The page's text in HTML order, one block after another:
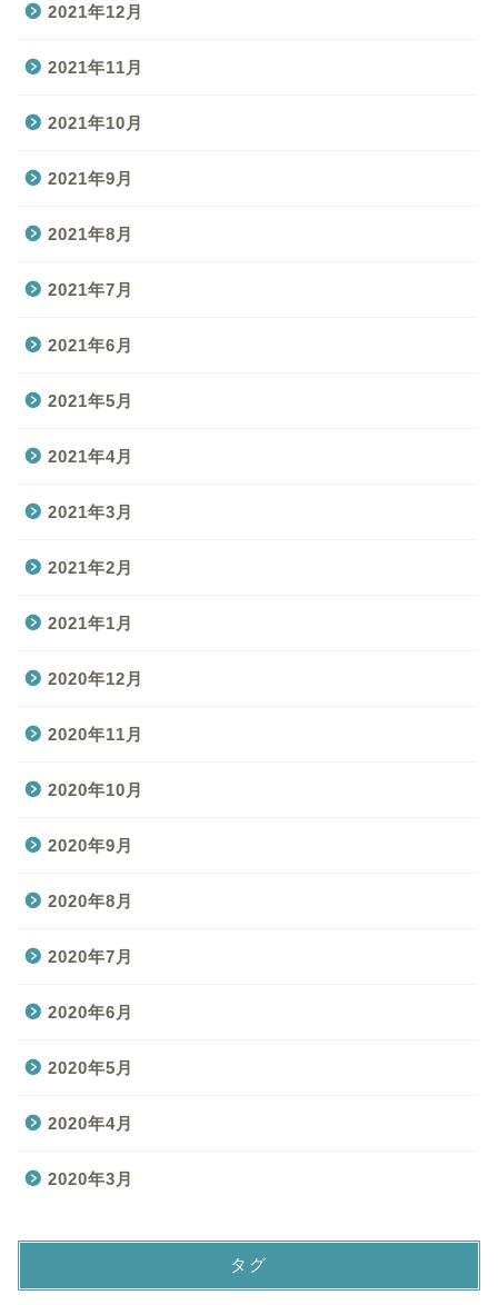
2021年12月
2021年11月
2021年10月
2021年9月
2021年8月
2021年7月
2021年6月
2021年5月
2021年4月
2021年3月
2021年2月
2021年1月
2020年12月
2020年11月
2020年10月
2020年9月
2020年8月
2020年7月
2020年6月
2020年5月
2020年4月
2020年3月
タグ